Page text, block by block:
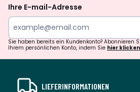
Ihre E-mail-Adresse
Sie haben bereits ein Kundenkonto? Abonnieren
Ihrem persönlichen Konto, indem Sie hier klicken
LIEFERINFORMATIONEN